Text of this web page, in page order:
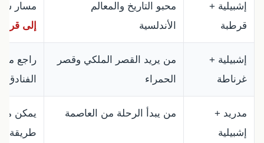
إشبيلية +
قرطبة
محبو التاريخ والمعالم
الأندلسية
مسار
إلى
إشبيلية +
غرناطة
من يريد القصر الملكي وقصر
الحمراء
راجع
الفنادق.
مدريد +
إشبيلية
من يبدأ الرحلة من العاصمة
يمكن
طريقة